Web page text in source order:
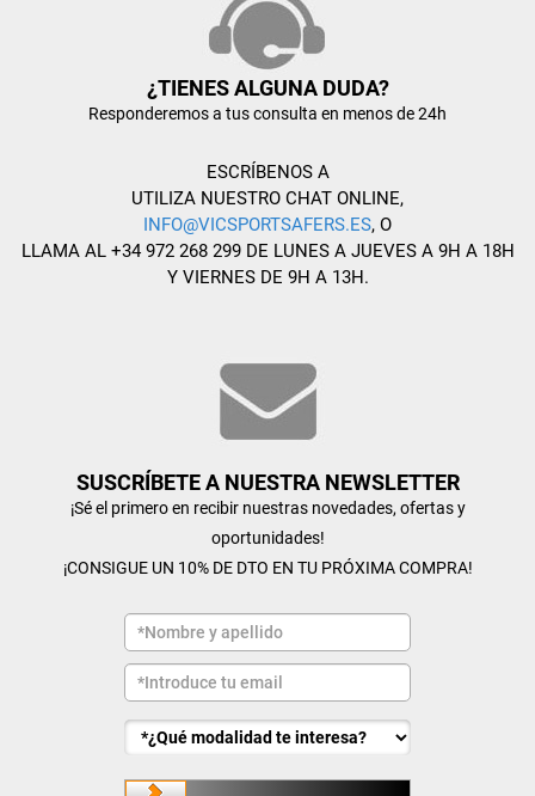
¿TIENES ALGUNA DUDA?
Responderemos a tus consulta en menos de 24h
ESCRÍBENOS A
UTILIZA NUESTRO CHAT ONLINE,
INFO@VICSPORTSAFERS.ES, O
LLAMA AL +34 972 268 299 DE LUNES A JUEVES A 9H A 18H
Y VIERNES DE 9H A 13H.
SUSCRÍBETE A NUESTRA NEWSLETTER
¡Sé el primero en recibir nuestras novedades, ofertas y
oportunidades!
¡CONSIGUE UN 10% DE DTO EN TU PRÓXIMA COMPRA!